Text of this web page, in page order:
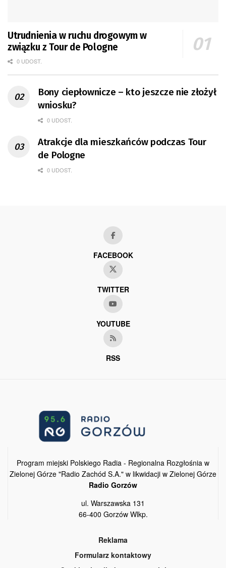
Utrudnienia w ruchu drogowym w
związku z Tour de Pologne
0 UDOST.
Bony ciepłownicze – kto jeszcze nie złożył
wniosku?
0 UDOST.
Atrakcje dla mieszkańców podczas Tour
de Pologne
0 UDOST.
FACEBOOK
TWITTER
YOUTUBE
RSS
Program miejski Polskiego Radia - Regionalna Rozgłośnia w
Zielonej Górze "Radio Zachód S.A." w likwidacji w Zielonej Górze
Radio Gorzów
ul. Warszawska 131
66-400 Gorzów Wlkp.
Reklama
Formularz kontaktowy